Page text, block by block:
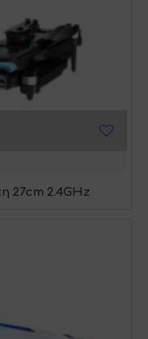
27cm 2.4GHz